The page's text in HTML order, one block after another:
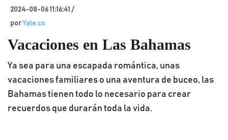
2024-08-06 11:16:41 /
porYate.co
Vacaciones en Las Bahamas
Ya sea para una escapada romántica, unas
vacaciones familiares o una aventura de buceo, las
Bahamas tienen todo lo necesario para crear
recuerdos que durarán toda la vida.